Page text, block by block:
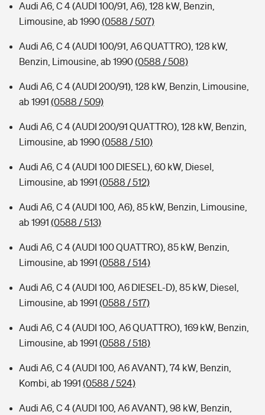
Kinderunfall-Check: Mehr Sicherheit für deine Kids
Sie haben Fragen?
Audi A6, C 4 (AUDI 100/91, A6), 128 kW, Benzin,
Limousine, ab 1990(0588 / 507)
Audi A6, C 4 (AUDI 100/91, A6 QUATTRO), 128 kW,
Benzin, Limousine, ab 1990(0588 / 508)
Audi A6, C 4 (AUDI 200/91), 128 kW, Benzin, Limousine,
ab 1991 (0588 / 509)
Audi A6, C 4 (AUDI 200/91 QUATTRO), 128 kW, Benzin,
Limousine, ab 1990(0588 / 510)
Audi A6, C 4 (AUDI 100 DIESEL), 60 kW, Diesel,
Limousine, ab 1991 (0588 / 512)
Audi A6, C 4 (AUDI 100, A6), 85 kW, Benzin, Limousine,
ab 1991 (0588 / 513)
Audi A6, C 4 (AUDI 100 QUATTRO), 85 kW, Benzin,
Limousine, ab 1991 (0588 / 514)
Audi A6, C 4 (AUDI 100, A6 DIESEL-D), 85 kW, Diesel,
Limousine, ab 1991 (0588 / 517)
Audi A6, C 4 (AUDI 10O, A6 QUATTRO), 169 kW, Benzin,
Limousine, ab 1991 (0588 / 518)
Audi A6, C 4 (AUDI 100, A6 AVANT), 74 kW, Benzin,
Kombi, ab 1991 (0588 / 524)
Audi A6, C 4 (AUDI 100, A6 AVANT), 98 kW, Benzin,